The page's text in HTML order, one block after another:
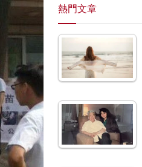
熱門文章